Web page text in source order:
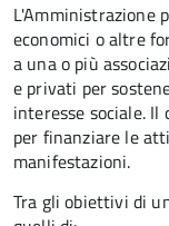
L'Amministrazione
economici o altre
a una o più
e privati per
interesse sociale. Il
per finanziare le
manifestazioni.
Tra gli obiettivi di